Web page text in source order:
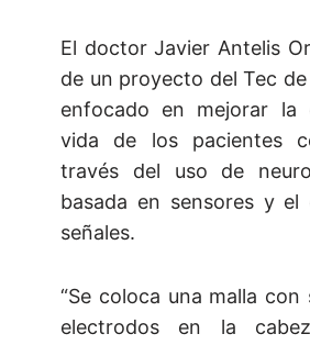
El doctor Javier Antelis
de un proyecto del Tec
enfocado en mejorar la
vida de los pacientes
través del uso de
basada en sensores y el
señales.
“Se coloca una malla con
electrodos en la